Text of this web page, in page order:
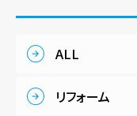
ALL
リフォーム